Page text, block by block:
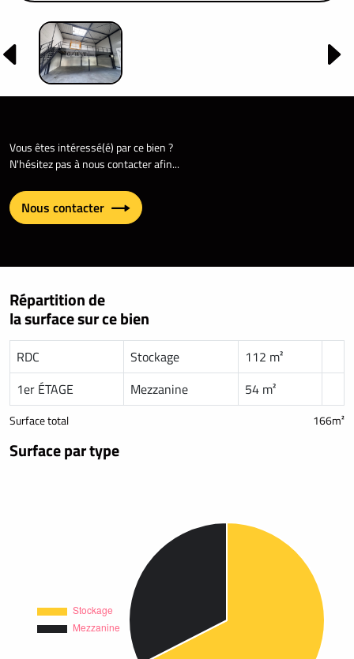
Vous êtes intéressé(é) par ce bien ?
N'hésitez pas à nous contacter afin...
Nous contacter
Répartition de
la surface sur ce bien
RDC Stockage
112 m²
1er ÉTAGE
Mezzanine 54 m²
Surface total 166m²
Surface par type